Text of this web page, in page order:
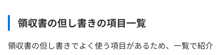
領収書の但し書きの項目一覧
領収書の但し書きでよく使う項目があるため、一覧で紹介